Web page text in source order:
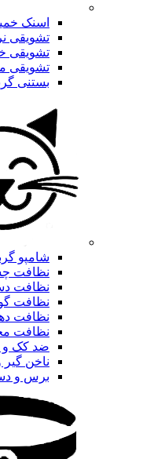
اسنک
تشویقی
تشویقی
تشویقی
بستنی
شامپو
نظافت
نظافت
نظافت
نظافت
نظافت
ضد کک و
ناخن گیر
برس و